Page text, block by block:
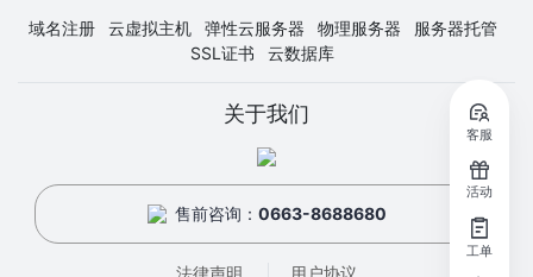
域名注册 云虚拟主机 弹性云服务器 物理服务器
服务器托管
SSL证书
云数据库
关于我们
售前咨询： 0663-8688680
法律声明 用户协议
客服
活动
工单